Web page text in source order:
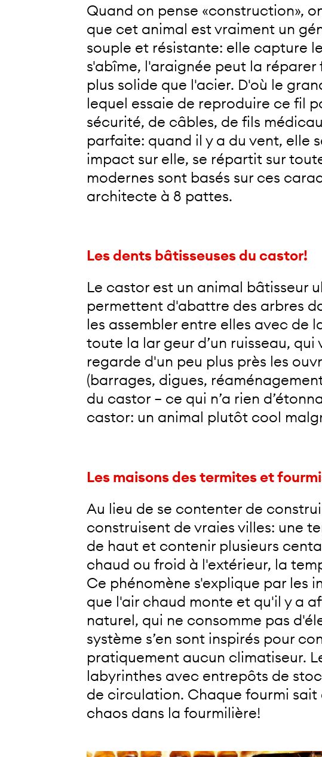
Quand on pense «construction»,
que cet animal est vraiment un
souple et résistante: elle capture
s'abîme, l'araignée peut la
plus solide que l'acier. D'où le
lequel essaie de reproduire ce fil
sécurité, de câbles, de fils
parfaite: quand il y a du vent, elle
impact sur elle, se répartit sur
modernes sont basés sur ces
architecte à 8 pattes.
Les dents bâtisseuses du castor!
Le castor est un animal bâtisseur
permettent d'abattre des arbres
les assembler entre elles avec de
toute la lar geur d’un ruisseau,
regarde d'un peu plus près les
(barrages, digues,
du castor – ce qui n’a rien
castor: un animal plutôt cool
Les maisons des termites et
Au lieu de se contenter de
construisent de vraies villes: une
de haut et contenir plusieurs
chaud ou froid à l'extérieur, la
Ce phénomène s'explique par les
que l'air chaud monte et qu'il y a
naturel, qui ne consomme pas
système s’en sont inspirés pour
pratiquement aucun climatiseur.
labyrinthes avec entrepôts de
de circulation. Chaque fourmi
chaos dans la fourmilière!